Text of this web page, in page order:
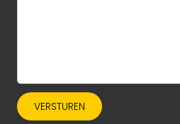
VERSTUREN